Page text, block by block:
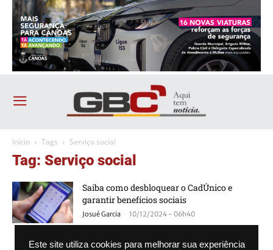
Este site utiliza cookies para melhorar sua experiência
Início Tags Serviço social
Tag: Serviço social
Saiba como desbloquear o CadÚnico e
garantir benefícios sociais
Josué Garcia - 10/12/2024 - 06h40